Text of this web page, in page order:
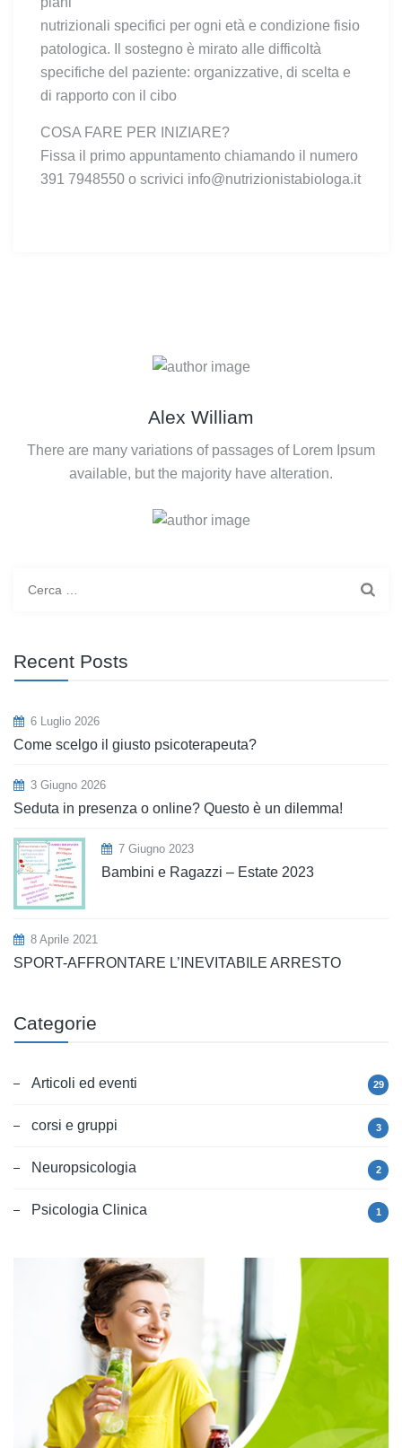
nutrizionali specifici per ogni età e condizione fisio
patologica. Il sostegno è mirato alle difficoltà
specifiche del paziente: organizzative, di scelta e
di rapporto con il cibo
COSA FARE PER INIZIARE?
Fissa il primo appuntamento chiamando il numero
391 7948550 o scrivici info@nutrizionistabiologa.it
Alex William
There are many variations of passages of Lorem Ipsum
available, but the majority have alteration.
Recent Posts
6 Luglio 2026
Come scelgo il giusto psicoterapeuta?
3 Giugno 2026
Seduta in presenza o online? Questo è un dilemma!
7 Giugno 2023
Bambini e Ragazzi – Estate 2023
8 Aprile 2021
SPORT-AFFRONTARE L’INEVITABILE ARRESTO
Categorie
Articoli ed eventi 29
corsi e gruppi 3
Neuropsicologia 2
Psicologia Clinica 1